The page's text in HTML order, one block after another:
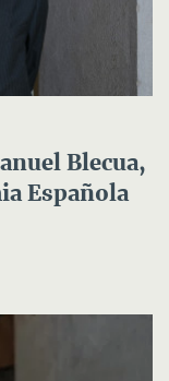
Blecua,
Española